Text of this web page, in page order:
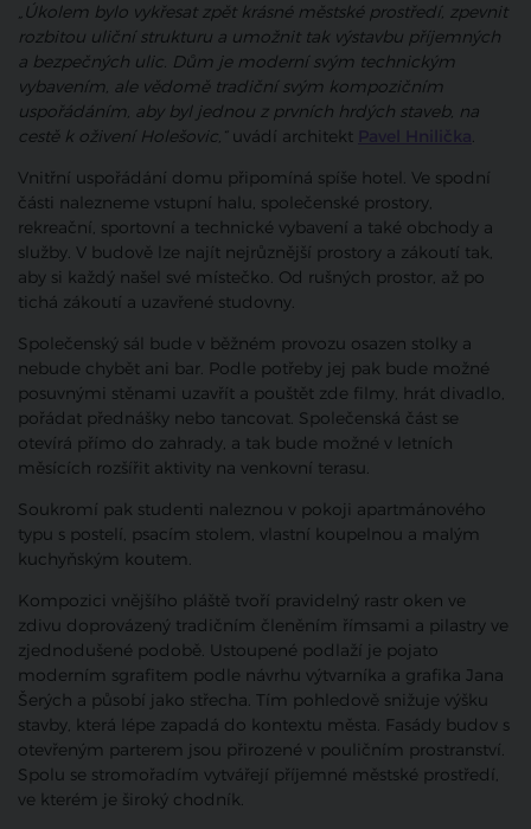
„Úkolem bylo vykřesat zpět krásné městské prostředí, zpevnit
rozbitou uliční strukturu a umožnit tak výstavbu příjemných
a bezpečných ulic. Dům je moderní svým technickým
vybavením, ale vědomě tradiční svým kompozičním
uspořádáním, aby byl jednou z prvních hrdých staveb, na
cestě k oživení Holešovic,“ uvádí architekt Pavel Hnilička.
Vnitřní uspořádání domu připomíná spíše hotel. Ve spodní
části nalezneme vstupní halu, společenské prostory,
rekreační, sportovní a technické vybavení a také obchody a
služby. V budově lze najít nejrůznější prostory a zákoutí tak,
aby si každý našel své místečko. Od rušných prostor, až po
tichá zákoutí a uzavřené studovny.
Společenský sál bude v běžném provozu osazen stolky a
nebude chybět ani bar. Podle potřeby jej pak bude možné
posuvnými stěnami uzavřít a pouštět zde filmy, hrát divadlo,
pořádat přednášky nebo tancovat. Společenská část se
otevírá přímo do zahrady, a tak bude možné v letních
měsících rozšířit aktivity na venkovní terasu.
Soukromí pak studenti naleznou v pokoji apartmánového
typu s postelí, psacím stolem, vlastní koupelnou a malým
kuchyňským koutem.
Kompozici vnějšího pláště tvoří pravidelný rastr oken ve
zdivu doprovázený tradičním členěním římsami a pilastry ve
zjednodušené podobě. Ustoupené podlaží je pojato
moderním sgrafitem podle návrhu výtvarníka a grafika Jana
Šerých a působí jako střecha. Tím pohledově snižuje výšku
stavby, která lépe zapadá do kontextu města. Fasády budov s
otevřeným parterem jsou přirozené v pouličním prostranství.
Spolu se stromořadím vytvářejí příjemné městské prostředí,
ve kterém je široký chodník.